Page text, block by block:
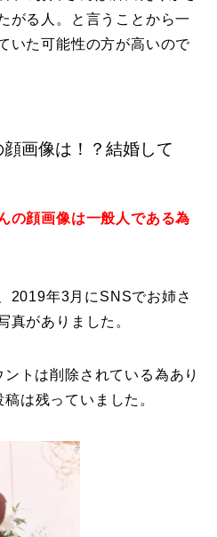
がる人。と言うことから一
いた可能性の方が高いので
画像は！？結婚して
の顔画像は一般人である為
2019年3月にSNSでお姉さ
真がありました。
トは削除されている為あり
は残っていました。